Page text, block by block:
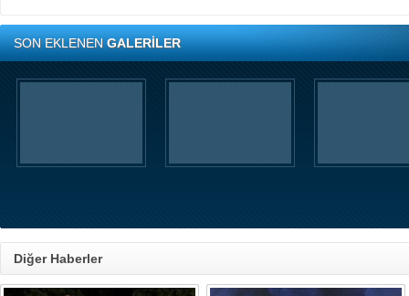
SON EKLENENGALERİLER
Diğer Haberler